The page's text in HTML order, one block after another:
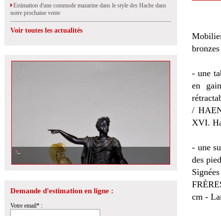
Estimation d'une commode mazarine dans le style des Hache dans
notre prochaine vente
Voir toutes les actualités
Demande d'estimation en ligne :
Votre email* :
- une
en
/
XVI.
- une
des
cm -